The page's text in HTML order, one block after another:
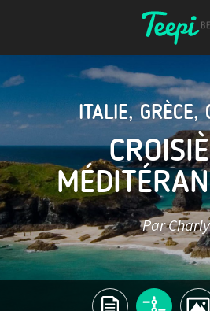
ITALIE,GRÈCE,
Par Charly